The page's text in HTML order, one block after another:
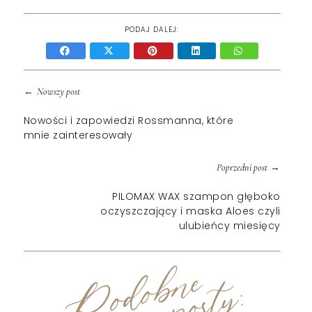
PODAJ DALEJ:
← Nowszy post
Nowości i zapowiedzi Rossmanna, które
mnie zainteresowały
Poprzedni post→
PILOMAX WAX szampon głęboko
oczyszczający i maska Aloes czyli
ulubieńcy miesięcy